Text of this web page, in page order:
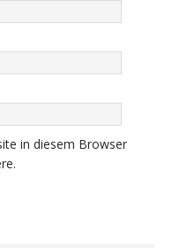
in diesem Browser